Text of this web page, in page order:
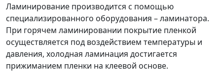
Ламинирование производится с помощью
специализированного оборудования – ламинатора.
При горячем ламинировании покрытие пленкой
осуществляется под воздействием температуры и
давления, холодная ламинация достигается
прижиманием пленки на клеевой основе.